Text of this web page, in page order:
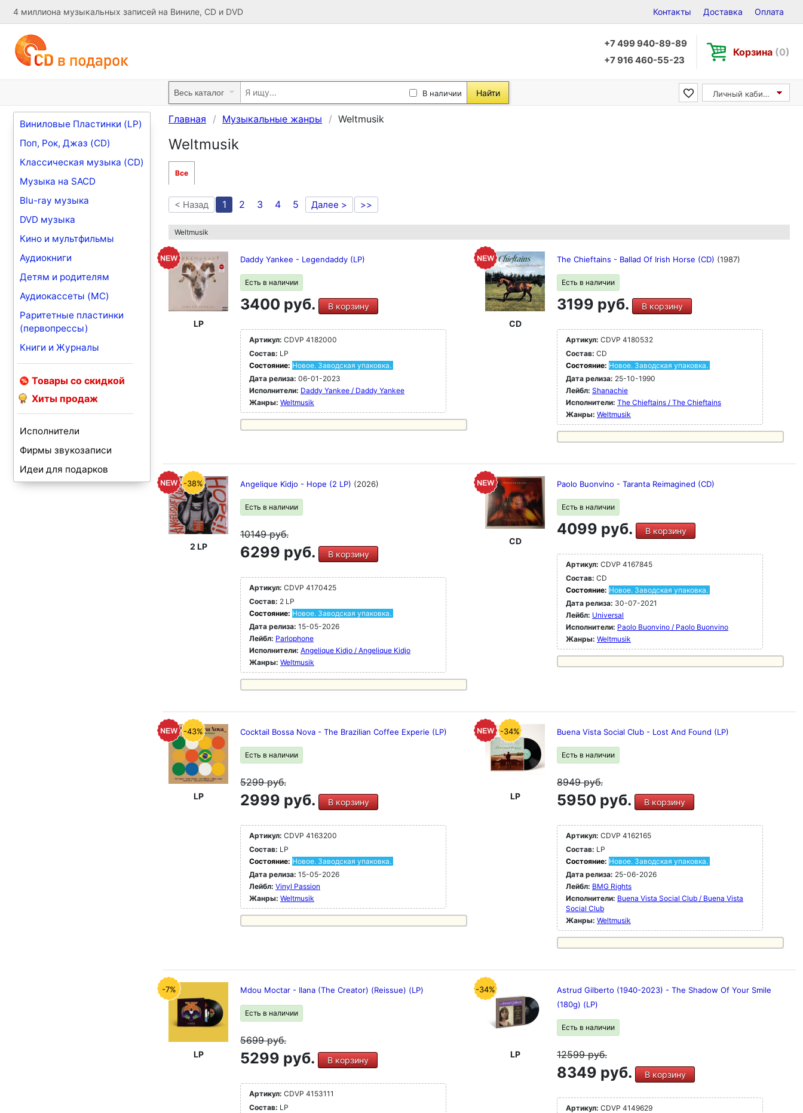
4 миллиона музыкальных записей на Виниле, CD и DVD Контакты Доставка Оплата
+7 499 940-89-89
+7 916 460-55-23
Корзина (0)
В наличии Найти Личный кабинет
Виниловые Пластинки (LP)
Поп, Рок, Джаз (CD)
Классическая музыка (CD)
Музыка на SACD
Blu-ray музыка
DVD музыка
Кино и мультфильмы
Аудиокниги
Детям и родителям
Аудиокассеты (MC)
Раритетные пластинки
(первопрессы)
Книги и Журналы
Товары со скидкой
Хиты продаж
Исполнители
Фирмы звукозаписи
Идеи для подарков
Главная Музыкальные жанры Weltmusik
Weltmusik
Все
< Назад 1 2 3 4 5 Далее > >>
Weltmusik
LP
Daddy Yankee - Legendaddy (LP)
Есть в наличии
3400 руб. В корзину
Артикул: CDVP 4182000
Состав: LP
Состояние: Новое. Заводская упаковка.
Дата релиза: 06-01-2023
Исполнители: Daddy Yankee / Daddy Yankee
Жанры: Weltmusik
CD
The Chieftains - Ballad Of Irish Horse (CD) (1987)
Есть в наличии
3199 руб. В корзину
Артикул: CDVP 4180532
Состав: CD
Состояние: Новое. Заводская упаковка.
Дата релиза: 25-10-1990
Лейбл: Shanachie
Исполнители: The Chieftains / The Chieftains
Жанры: Weltmusik
-38%
2 LP
Angelique Kidjo - Hope (2 LP) (2026)
Есть в наличии
10149руб.
6299 руб. В корзину
Артикул: CDVP 4170425
Состав: 2 LP
Состояние: Новое. Заводская упаковка.
Дата релиза: 15-05-2026
Лейбл: Parlophone
Исполнители: Angelique Kidjo / Angelique Kidjo
Жанры: Weltmusik
CD
Paolo Buonvino - Taranta Reimagined (CD)
Есть в наличии
4099 руб. В корзину
Артикул: CDVP 4167845
Состав: CD
Состояние: Новое. Заводская упаковка.
Дата релиза: 30-07-2021
Лейбл: Universal
Исполнители: Paolo Buonvino / Paolo Buonvino
Жанры: Weltmusik
-43%
LP
Cocktail Bossa Nova - The Brazilian Coffee Experie (LP)
Есть в наличии
5299руб.
2999 руб. В корзину
Артикул: CDVP 4163200
Состав: LP
Состояние: Новое. Заводская упаковка.
Дата релиза: 15-05-2026
Лейбл: Vinyl Passion
Жанры: Weltmusik
-34%
LP
Buena Vista Social Club - Lost And Found (LP)
Есть в наличии
8949руб.
5950 руб. В корзину
Артикул: CDVP 4162165
Состав: LP
Состояние: Новое. Заводская упаковка.
Дата релиза: 25-06-2026
Лейбл: BMG Rights
Исполнители: Buena Vista Social Club / Buena Vista
Social Club
Жанры: Weltmusik
-7%
LP
Mdou Moctar - Ilana (The Creator) (Reissue) (LP)
Есть в наличии
5699руб.
5299 руб. В корзину
Артикул: CDVP 4153111
Состав: LP
-34%
LP
Astrud Gilberto (1940-2023) - The Shadow Of Your Smile
(180g) (LP)
Есть в наличии
12599руб.
8349 руб. В корзину
Артикул: CDVP 4149629